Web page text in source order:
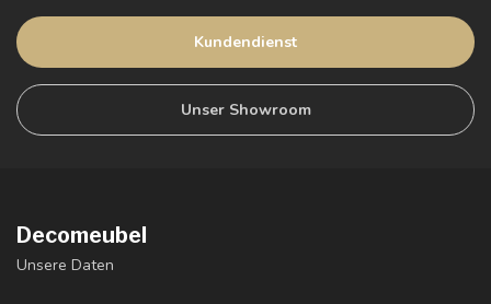
Kundendienst
Unser Showroom
Decomeubel
Unsere Daten